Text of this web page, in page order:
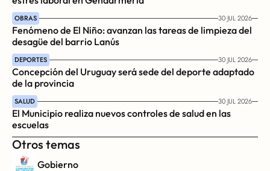
OBRAS 30 JUL 2026
Fenómeno de El Niño: avanzan las tareas de limpieza del
desagüe del barrio Lanús
DEPORTES 30 JUL 2026
Concepción del Uruguay será sede del deporte adaptado
de la provincia
SALUD 30 JUL 2026
El Municipio realiza nuevos controles de salud en las
escuelas
Otros temas
Gobierno